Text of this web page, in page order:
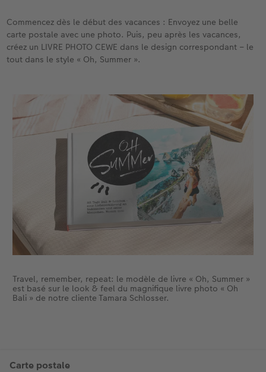
Accessoires
Conseils décoration murale
Accessoires
Nouveautés
Commencez dès le début des vacances : Envoyez une belle
carte postale avec une photo. Puis, peu après les vacances,
créez un LIVRE PHOTO CEWE dans le design correspondant – le
tout dans le style « Oh, Summer ».
Travel, remember, repeat: le modèle de livre « Oh, Summer »
est basé sur le look & feel du magnifique livre photo « Oh
Bali » de notre cliente Tamara Schlosser.